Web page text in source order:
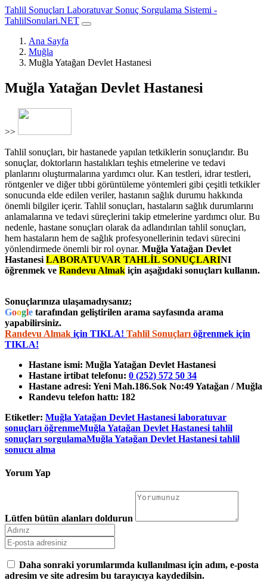
Tahlil Sonuçları Laboratuvar Sonuç Sorgulama Sistemi -
TahlilSonulari.NET
Ana Sayfa
Muğla
Muğla Yatağan Devlet Hastanesi
Muğla Yatağan Devlet Hastanesi
>>
Tahlil sonuçları, bir hastanede yapılan tetkiklerin sonuçlarıdır. Bu
sonuçlar, doktorların hastalıkları teşhis etmelerine ve tedavi
planlarını oluşturmalarına yardımcı olur. Kan testleri, idrar testleri,
röntgenler ve diğer tıbbi görüntüleme yöntemleri gibi çeşitli tetkikler
sonucunda elde edilen veriler, hastanın sağlık durumu hakkında
önemli bilgiler içerir. Tahlil sonuçları, hastaların sağlık durumlarını
anlamalarına ve tedavi süreçlerini takip etmelerine yardımcı olur. Bu
nedenle, hastane sonuçları olarak da adlandırılan tahlil sonuçları,
hem hastaların hem de sağlık profesyonellerinin tedavi sürecini
yönlendirmede önemli bir rol oynar. Muğla Yatağan Devlet
Hastanesi LABORATUVAR TAHLİL SONUÇLARINI
öğrenmek ve Randevu Almak için aşağıdaki sonuçları kullanın.
Sonuçlarınıza ulaşamadıysanız;
Google tarafından geliştirilen arama sayfasında arama
yapabilirsiniz.
Randevu Almak için TIKLA! Tahlil Sonuçları öğrenmek için
TIKLA!
Hastane ismi: Muğla Yatağan Devlet Hastanesi
Hastane irtibat telefonu: 0 (252) 572 50 34
Hastane adresi: Yeni Mah.186.Sok No:49 Yatağan / Muğla
Randevu telefon hattı: 182
Etiketler: Muğla Yatağan Devlet Hastanesi laboratuvar
sonuçları öğrenmeMuğla Yatağan Devlet Hastanesi tahlil
sonuçları sorgulamaMuğla Yatağan Devlet Hastanesi tahlil
sonucu alma
Yorum Yap
Lütfen bütün alanları doldurun
Daha sonraki yorumlarımda kullanılması için adım, e-posta
adresim ve site adresim bu tarayıcıya kaydedilsin.